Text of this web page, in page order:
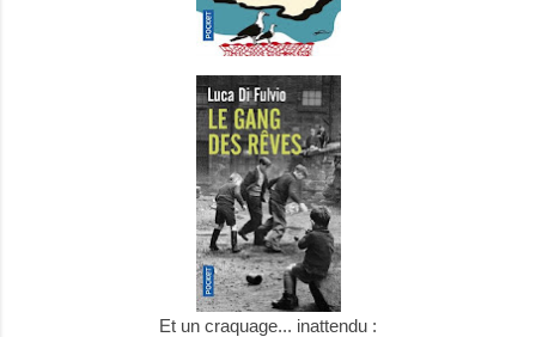
Et un craquage... inattendu :